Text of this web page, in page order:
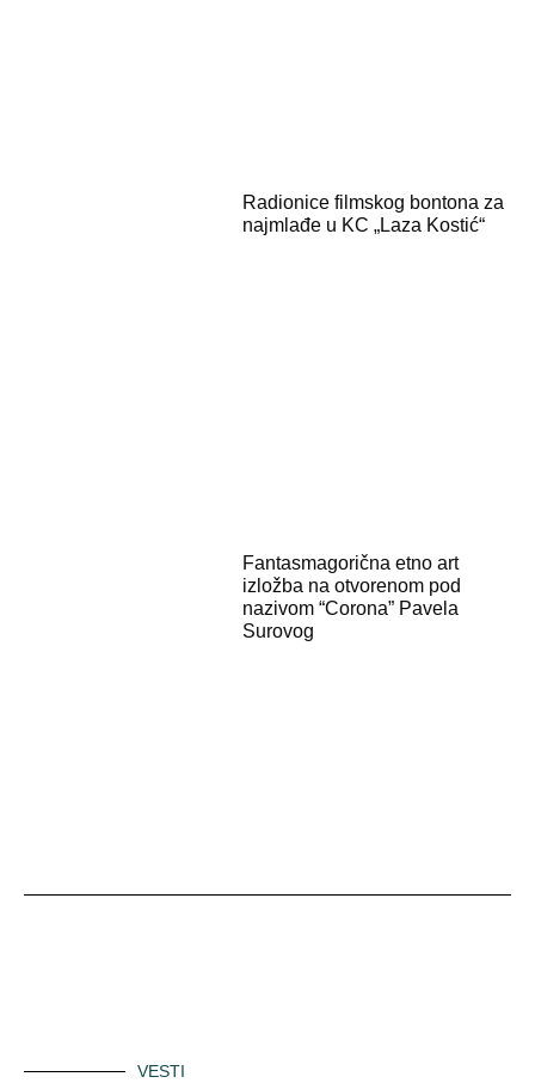
Radionice filmskog bontona za
najmlađe u KC „Laza Kostić“
Fantasmagorična etno art
izložba na otvorenom pod
nazivom “Corona” Pavela
Surovog
VESTI